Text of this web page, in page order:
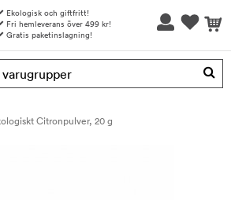
Ekologisk och giftfritt!
Fri hemleverans över 499 kr!
Gratis paketinslagning!
har blivit tillagd i varukorgen
Citronpulver, 20 g